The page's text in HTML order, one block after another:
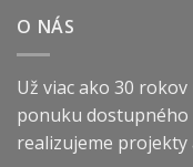
O NÁS
Už viac ako 30
ponuku dostupného
realizujeme projekty